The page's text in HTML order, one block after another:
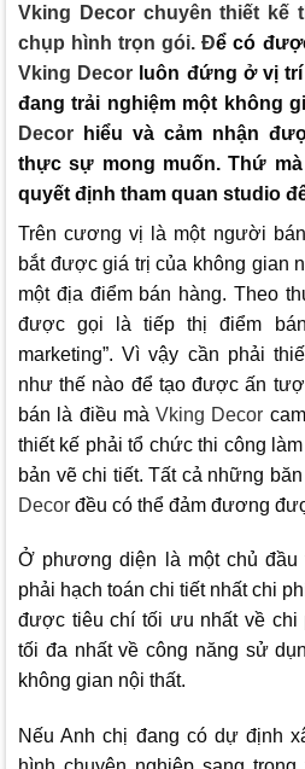
Vking Decor chuyên thiết kế
chụp hình trọn gói. Để có
Vking Decor luôn đứng ở vị
đang trải nghiệm một không
Decor hiểu và cảm nhận
thực sự mong muốn. Thứ
quyết định tham quan studio
Trên cương vị là một người
bắt được giá trị của không gian
một địa điểm bán hàng. Theo
được gọi là tiếp thị điểm
marketing”. Vì vậy cần phải
như thế nào để tạo được ấn
bán là điều mà Vking Decor
thiết kế phải tổ chức thi công
bản vẽ chi tiết. Tất cả những
Decor đều có thể đảm đương
Ở phương diện là một chủ
phải hạch toán chi tiết nhất chi
được tiêu chí tối ưu nhất về chi
tối đa nhất về công năng sử
không gian nội thất.
Nếu Anh chị đang có dự định